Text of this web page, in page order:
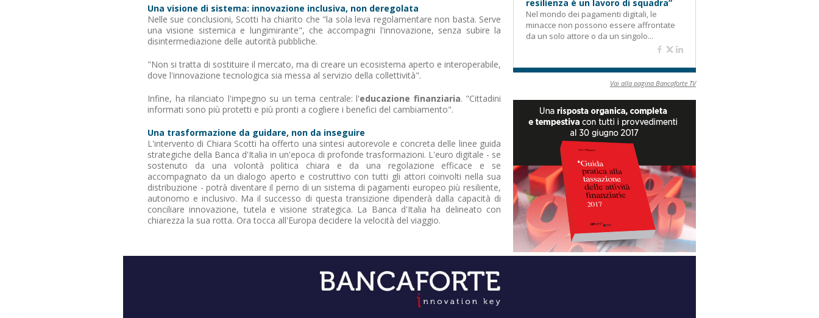
Una visione di sistema: innovazione inclusiva, non deregolata
Nelle sue conclusioni, Scotti ha chiarito che "la sola leva regolamentare non basta. Serve
una visione sistemica e lungimirante", che accompagni l'innovazione, senza subire la
disintermediazione delle autorità pubbliche.
"Non si tratta di sostituire il mercato, ma di creare un ecosistema aperto e interoperabile,
dove l'innovazione tecnologica sia messa al servizio della collettività".
Infine, ha rilanciato l'impegno su un tema centrale: l'educazione finanziaria. "Cittadini
informati sono più protetti e più pronti a cogliere i benefici del cambiamento".
Una trasformazione da guidare, non da inseguire
L'intervento di Chiara Scotti ha offerto una sintesi autorevole e concreta delle linee guida
strategiche della Banca d'Italia in un'epoca di profonde trasformazioni. L'euro digitale - se
sostenuto da una volontà politica chiara e da una regolazione efficace e se
accompagnato da un dialogo aperto e costruttivo con tutti gli attori coinvolti nella sua
distribuzione - potrà diventare il perno di un sistema di pagamenti europeo più resiliente,
autonomo e inclusivo. Ma il successo di questa transizione dipenderà dalla capacità di
conciliare innovazione, tutela e visione strategica. La Banca d'Italia ha delineato con
chiarezza la sua rotta. Ora tocca all'Europa decidere la velocità del viaggio.
resilienza è un lavoro di squadra”
Nel mondo dei pagamenti digitali, le
minacce non possono essere affrontate
da un solo attore o da un singolo...
Vai alla pagina Bancaforte TV